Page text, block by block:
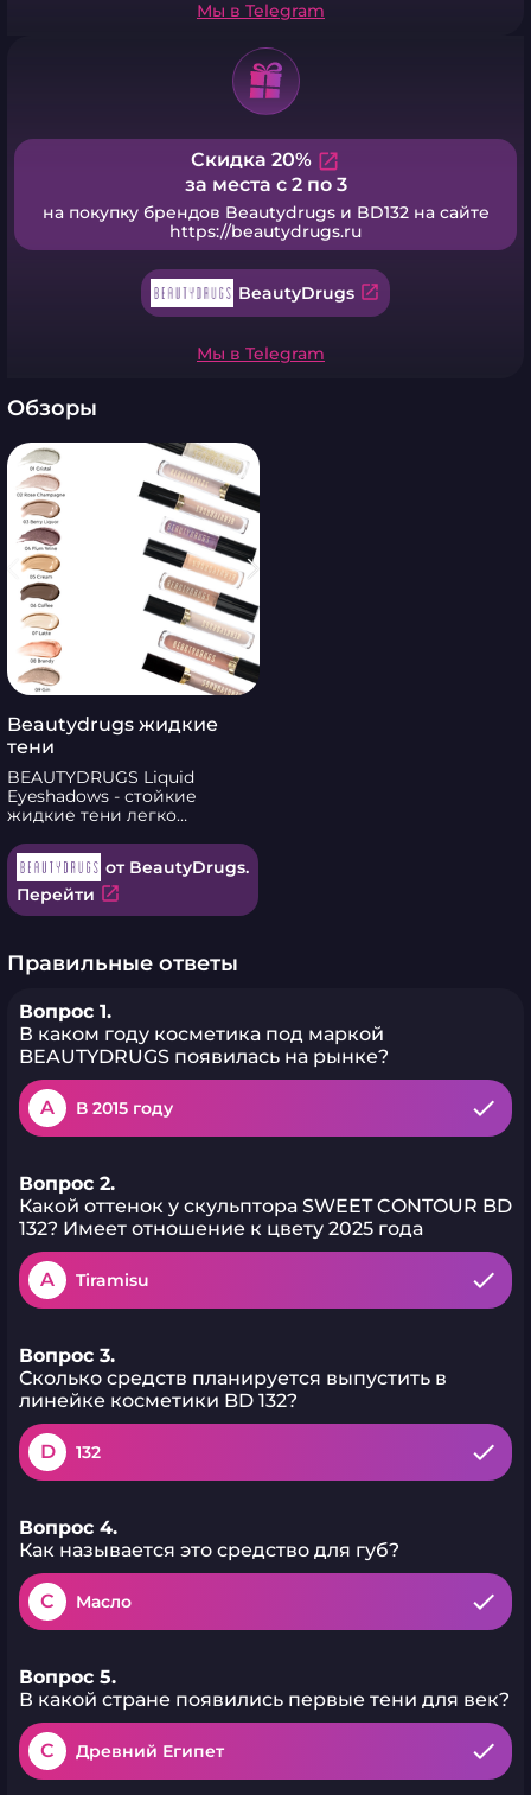
Мы в Telegram
Скидка 20% open_in_new
за места с 2 по 3
на покупку брендов Beautydrugs и BD132 на сайте
https://beautydrugs.ru
BeautyDrugs open_in_new
Мы в Telegram
Обзоры
Beautydrugs жидкие
тени
BEAUTYDRUGS Liquid
Eyeshadows - стойкие
жидкие тени легко
обеспечивая невероятно
стойкое покрытие. Продукт
не западает в складочки и
выравнивает веко. Можно
также в качестве базы под
протяжении всего дня
пигмент Liquid Eyeshadows
не осыпается и не
скатывается, сохраняя свою
насыщенность и цвет. Они
легко снимаются обычными
средствами для демакияжа
глаз. Оттенки жидких теней
разнообразны, их легко
можно комбинировать
между собой и наслаивать,
что расширяет границы
возможных образов. 01
Cristal - нежный, сияющий
оттенок с легким
перламутровым эффектом.
элегантный розоватый
оттенок с золотистым
блеском. 03 Berry Liquor -
матовый розово-бежевый
оттенок, идеален в виде
базы. 04 Plum Wine -
сияющий оттенок с
винными и сливовыми
рыжеватый базовый
оттенок. 06 Coffee – матовый
глубокий коричневый
оттенок. 07 Latte – базовый
бежевый оттенок,
прекрасно подойдет для
дневного макияжа или в
Brandy – коричнево-
бронзовый сияющий
оттенок. 09 Gin – сложный
шиммерный оттенок,
состоящий из разноцветных
переливающихся частиц.
Способ применения:
от BeautyDrugs.
Перейти open_in_new
Правильные ответы
Вопрос 1.
В каком году косметика под маркой
BEAUTYDRUGS появилась на рынке?
A В 2015 году
Вопрос 2.
Какой оттенок у скульптора SWEET CONTOUR BD
132? Имеет отношение к цвету 2025 года
A Tiramisu
Вопрос 3.
Сколько средств планируется выпустить в
линейке косметики BD 132?
D 132
Вопрос 4.
Как называется это средство для губ?
C Масло
Вопрос 5.
В какой стране появились первые тени для век?
C Древний Египет